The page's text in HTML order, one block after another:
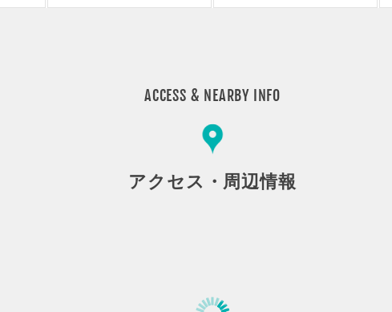
ACCESS & NEARBY INFO
アクセス・周辺情報